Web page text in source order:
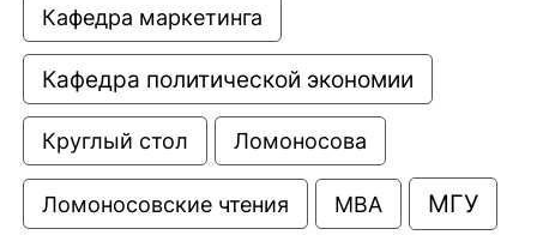
Кафедра маркетинга
Кафедра политической экономии
Круглый стол Ломоносова
Ломоносовские чтения МВА МГУ